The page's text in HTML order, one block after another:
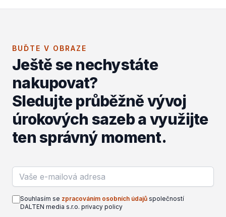
BUĎTE V OBRAZE
Ještě se nechystáte
nakupovat?
Sledujte průběžně vývoj
úrokových sazeb a využijte
ten správný moment.
Email address
Souhlasím se zpracováním osobních údajů společností
DALTEN media s.r.o. privacy policy